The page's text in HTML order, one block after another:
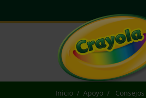
Inicio Apoyo